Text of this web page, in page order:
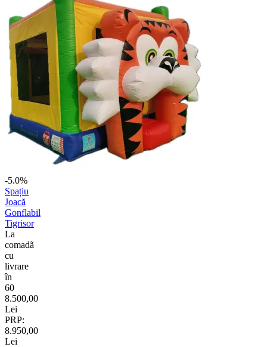
-5.0%
Spațiu
Joacă
Gonflabil
Tigrisor
La
comadã
cu
livrare
în
60
8.500,00
Lei
PRP:
8.950,00
Lei